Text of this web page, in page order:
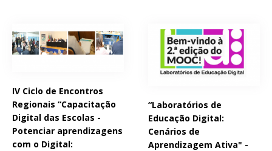
IV Ciclo de Encontros
Regionais “Capacitação
Digital das Escolas -
Potenciar aprendizagens
com o Digital:
“Laboratórios de
Educação Digital:
Cenários de
Aprendizagem Ativa" -
Páginas